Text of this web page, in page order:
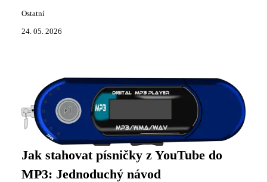
Ostatní
24. 05. 2026
Jak stahovat písničky z YouTube do
MP3: Jednoduchý návod